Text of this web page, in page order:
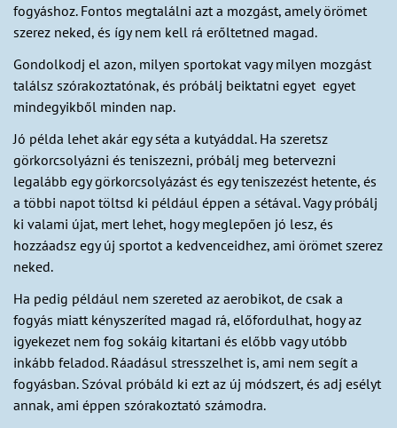
fogyáshoz. Fontos megtalálni azt a mozgást, amely örömet
szerez neked, és így nem kell rá erőltetned magad.
Gondolkodj el azon, milyen sportokat vagy milyen mozgást
találsz szórakoztatónak, és próbálj beiktatni egyet egyet
mindegyikből minden nap.
Jó példa lehet akár egy séta a kutyáddal. Ha szeretsz
görkorcsolyázni és teniszezni, próbálj meg betervezni
legalább egy görkorcsolyázást és egy teniszezést hetente, és
a többi napot töltsd ki például éppen a sétával. Vagy próbálj
ki valami újat, mert lehet, hogy meglepően jó lesz, és
hozzáadsz egy új sportot a kedvenceidhez, ami örömet szerez
neked.
Ha pedig például nem szereted az aerobikot, de csak a
fogyás miatt kényszeríted magad rá, előfordulhat, hogy az
igyekezet nem fog sokáig kitartani és előbb vagy utóbb
inkább feladod. Ráadásul stresszelhet is, ami nem segít a
fogyásban. Szóval próbáld ki ezt az új módszert, és adj esélyt
annak, ami éppen szórakoztató számodra.